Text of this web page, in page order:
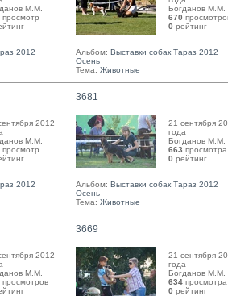
М.М.
просмотр
2012
Богданов М.М.
670
0 рейтинг
Альбом: Выставки собак Тараз 2012
Осень
Тема: Животные
2012
М.М.
просмотр
2012
3681
21 сентября
года
Богданов М.М.
663 просмотра
0 рейтинг
Альбом: Выставки собак Тараз 2012
Осень
Тема: Животные
2012
М.М.
просмотров
3669
21 сентября
года
Богданов М.М.
634 просмотра
0 рейтинг